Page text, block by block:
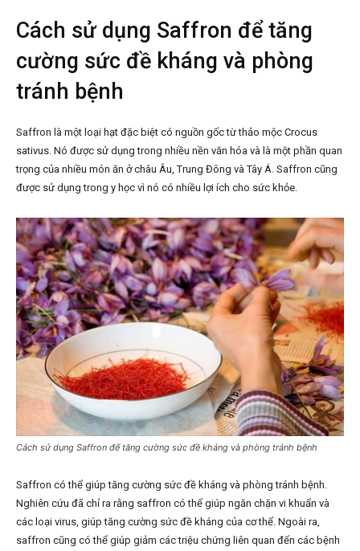
Cách sử dụng Saffron để tăng
cường sức đề kháng và phòng
tránh bệnh
Saffron là một loại hạt đặc biệt có nguồn gốc từ thảo mộc Crocus
sativus. Nó được sử dụng trong nhiều nền văn hóa và là một phần quan
trọng của nhiều món ăn ở châu Âu, Trung Đông và Tây Á. Saffron cũng
được sử dụng trong y học vì nó có nhiều lợi ích cho sức khỏe.
Cách sử dụng Saffron để tăng cường sức đề kháng và phòng tránh bệnh
Saffron có thể giúp tăng cường sức đề kháng và phòng tránh bệnh.
Nghiên cứu đã chỉ ra rằng saffron có thể giúp ngăn chặn vi khuẩn và
các loại virus, giúp tăng cường sức đề kháng của cơ thể. Ngoài ra,
saffron cũng có thể giúp giảm các triệu chứng liên quan đến các bệnh